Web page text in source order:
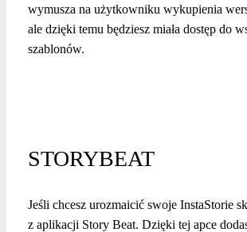
wymusza na użytkowniku wykupienia
ale dzięki temu będziesz miała dostęp do
szablonów.
STORYBEAT
Jeśli chcesz urozmaicić swoje InstaStorie
z aplikacji Story Beat. Dzięki tej apce